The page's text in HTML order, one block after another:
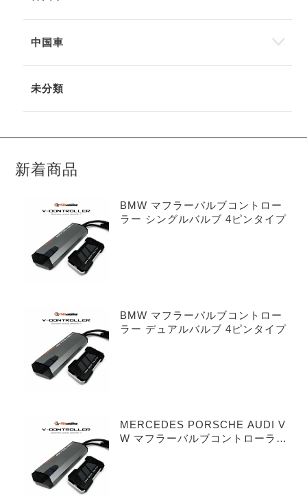
中国車
未分類
新着商品
BMW マフラーバルブコントロー
ラー シングルバルブ 4ピンタイプ
BMW マフラーバルブコントロー
ラー デュアルバルブ 4ピンタイプ
MERCEDES PORSCHE AUDI V
W マフラーバルブコントローラー